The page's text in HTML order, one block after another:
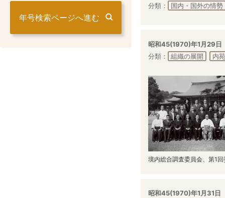
年号検索ページへ進む
分類：
国内・国外の情勢
昭和45(1970)年1月29日
分類：
組織の展開 内苑
境内総合調査委員会、第1
昭和45(1970)年1月31日